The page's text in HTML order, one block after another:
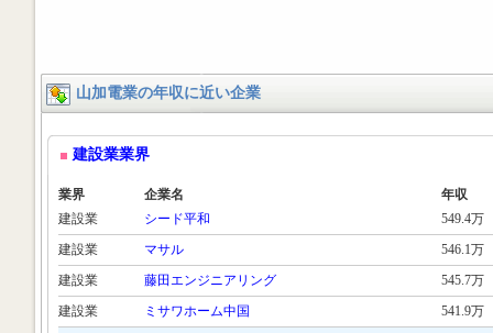
山加電業の年収に近い企業
建設業業界
業界 企業名
年収
建設業
シード平和
549.4万
建設業
マサル
546.1万
建設業
藤田エンジニアリング
545.7万
建設業
ミサワホーム中国
541.9万